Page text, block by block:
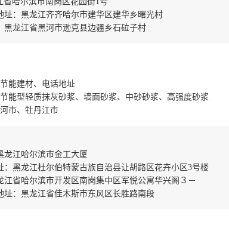
：黑龙江齐齐哈尔市建华区建华乡曙光村
龙江省黑河市逊克县边疆乡石砬子村
能建材、电话地址
能型轻质抹灰砂浆、墙面砂浆、中砂砂浆、高强度砂浆
市、牡丹江市
江哈尔滨市金工大厦
黑龙江杜尔伯特蒙古族自治县让胡路区花卉小区3号楼
省哈尔滨市开发区南岗集中区军悦公寓华兴阁３－
：黑龙江省佳木斯市东风区长胜路南段